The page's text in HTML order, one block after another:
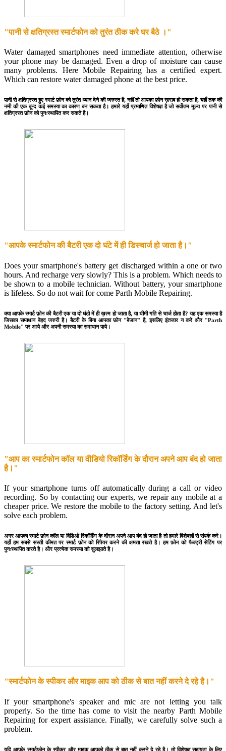
"पानी से क्षतिग्रस्त स्मार्टफोन को तुरंत ठीक करे घर बैठे ।"
Water damaged smartphones need immediate attention, otherwise
your phone may be damaged. Even a drop of moisture can cause
many problems. Here Mobile Repairing has a certified expert.
Which can restore water damaged phone at the best price.
पानी से क्षतिग्रस्त हुए स्मार्ट फ़ोन को तुरंत ध्यान देने की जरुरत है, नहीं तो आपका फ़ोन ख़राब हो सकता है, यहाँ तक की
नमी की एक बून्द कई समस्या का कारण बन सकता है। हमारे यहाँ प्रमाणित विशेषज्ञ है जो सर्वोत्तम मूल्य पर पानी से
क्षतिग्रस्त फ़ोन को पुनःस्थापित कर सकते है।
"आपके स्मार्टफोन की बैटरी एक दो घंटे में ही डिस्चार्ज हो जाता है।"
Does your smartphone's battery get discharged within a one or two
hours. And recharge very slowly? This is a problem. Which needs to
be shown to a mobile technician. Without battery, your smartphone
is lifeless. So do not wait for come Parth Mobile Repairing.
क्या आपके स्मार्ट फ़ोन की बैटरी एक या दो घंटो में ही ख़त्म हो जाता है, या धीमी गति से चार्ज होता है? यह एक समस्या है
जिसका समाधान बेहद जरुरी है। बैटरी के बिना आपका फ़ोन "बेजान" है, इसलिए इंतजार न करे और "Parth
Mobile" पर आये और अपनी समस्या का समाधान पाये।
"आप का स्मार्टफोन कॉल या वीडियो रिकॉर्डिंग के दौरान अपने आप बंद हो जाता
है।"
If your smartphone turns off automatically during a call or video
recording. So by contacting our experts, we repair any mobile at a
cheaper price. We restore the mobile to the factory setting. And let's
solve each problem.
अगर आपका स्मार्ट फ़ोन कॉल या विडिओ रिकॉर्डिंग के दौरान अपने आप बंद हो जाता है तो हमारे विशेषज्ञों से संपर्क करे।
यहाँ हम सबसे सस्ती कीमत पर स्मार्ट फ़ोन को रिपेयर करने की क्षमता रखते है। हम फ़ोन को फैक्ट्री सेटिंग पर
पुनःस्थापित करते है। और प्रत्येक समस्या को सुलझाते है।
"स्मार्टफोन के स्पीकर और माइक आप को ठीक से बात नहीं करने दे रहे है।"
If your smartphone's speaker and mic are not letting you talk
properly. So the time has come to visit the nearby Parth Mobile
Repairing for expert assistance. Finally, we carefully solve such a
problem.
यदि आपके स्मार्टफोन के स्पीकर और माइक आपको ठीक से बात नहीं करने दे रहे है। तो विशेषज्ञ सहायता के लिए